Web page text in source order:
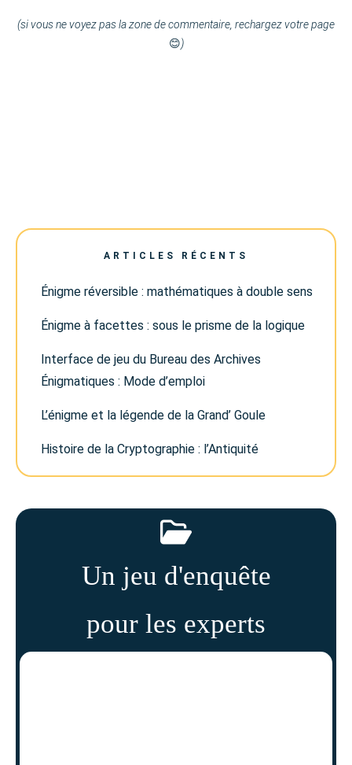
(si vous ne voyez pas la zone de commentaire, rechargez votre page
😊)
ARTICLES RÉCENTS
Énigme réversible : mathématiques à double sens
Énigme à facettes : sous le prisme de la logique
Interface de jeu du Bureau des Archives
Énigmatiques : Mode d’emploi
L’énigme et la légende de la Grand’ Goule
Histoire de la Cryptographie : l’Antiquité
Un jeu d'enquête
pour les experts